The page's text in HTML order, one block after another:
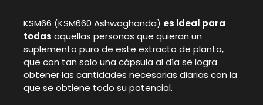
KSM66 (KSM660 Ashwaghanda) es ideal para
todas aquellas personas que quieran un
suplemento puro de este extracto de planta,
que con tan solo una cápsula al día se logra
obtener las cantidades necesarias diarias con la
que se obtiene todo su potencial.